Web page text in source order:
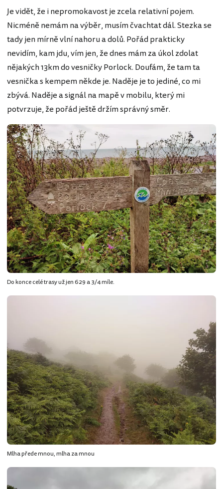
Je vidět, že i nepromokavost je zcela relativní pojem.
Nicméně nemám na výběr, musím čvachtat dál. Stezka se
tady jen mírně vlní nahoru a dolů. Pořád prakticky
nevidím, kam jdu, vím jen, že dnes mám za úkol zdolat
nějakých 13km do vesničky Porlock. Doufám, že tam ta
vesnička s kempem někde je. Naděje je to jediné, co mi
zbývá. Naděje a signál na mapě v mobilu, který mi
potvrzuje, že pořád ještě držím správný směr.
Do konce celé trasy už jen 629 a 3/4 míle.
Mlha přede mnou, mlha za mnou